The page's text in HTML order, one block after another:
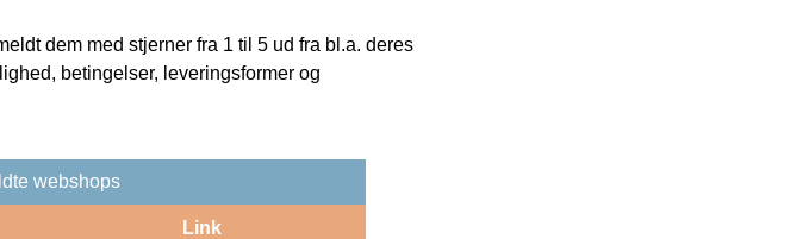
dem med stjerner fra 1 til 5 ud fra bl.a. deres
betingelser, leveringsformer og
webshops
Link